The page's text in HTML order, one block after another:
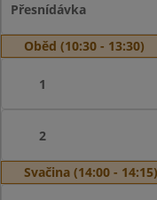
Přesnídávka
Oběd (10:30 - 13:30)
1
2
Svačina (14:00 - 14:15)